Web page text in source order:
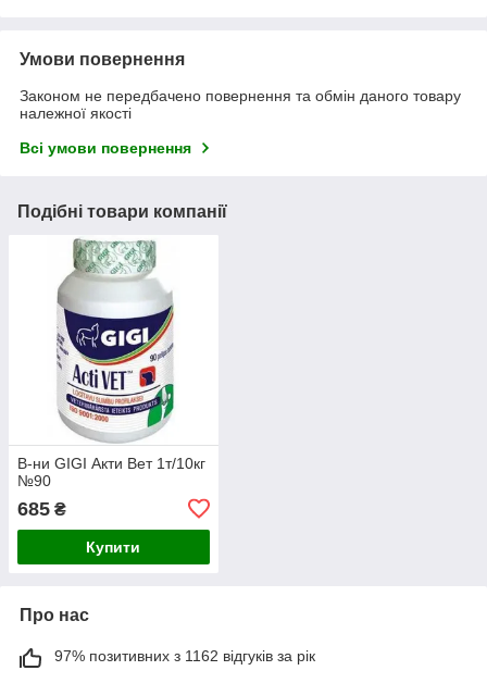
Умови повернення
Законом не передбачено повернення та обмін даного товару
належної якості
Всі умови повернення
Подібні товари компанії
В-ни GIGI Акти Вет 1т/10кг
№90
685 ₴
Купити
Про нас
97% позитивних з 1162 відгуків за рік